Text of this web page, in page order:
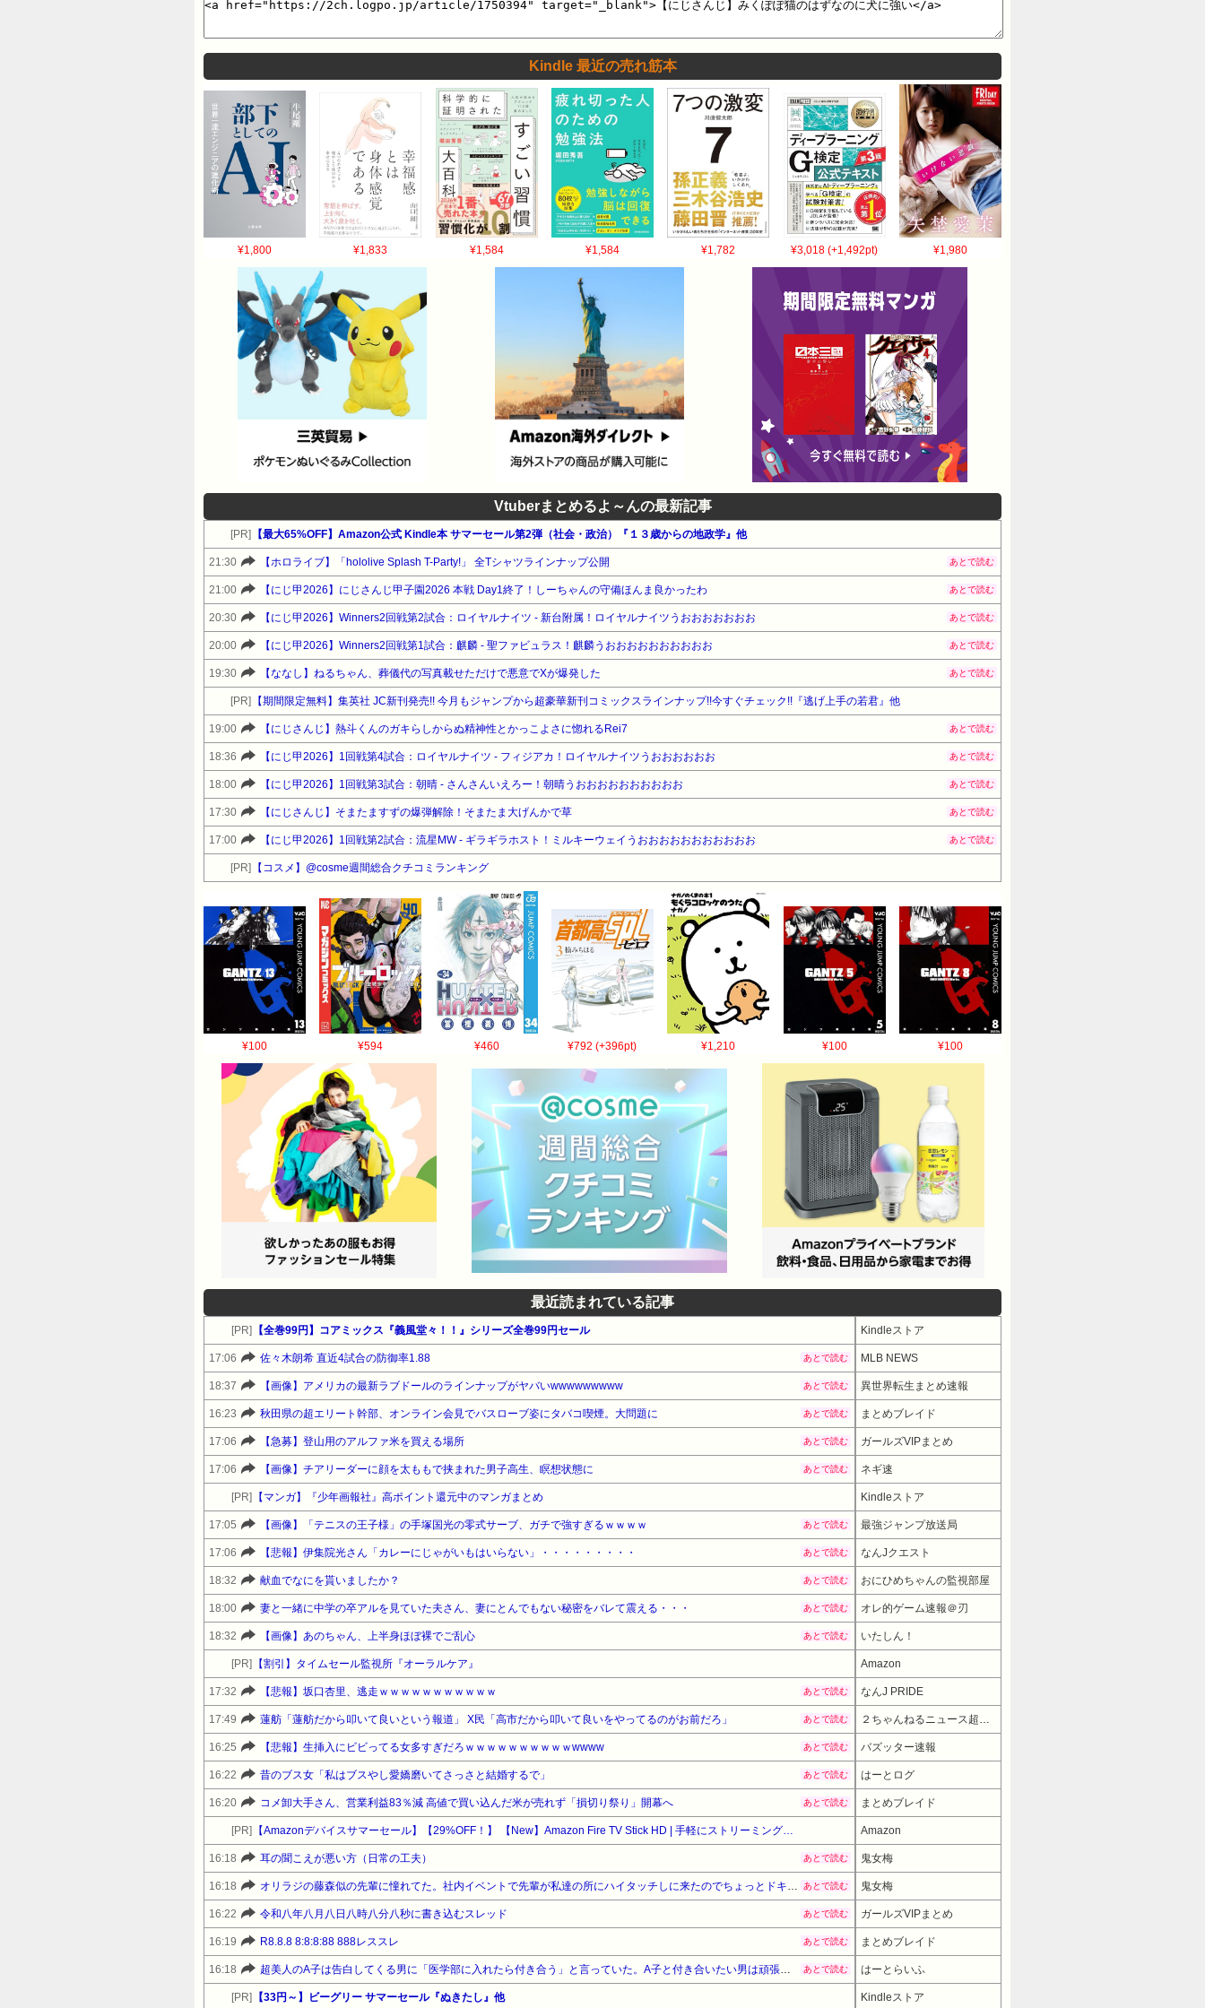
Kindle 最近の売れ筋本
¥1,800 ¥1,833 ¥1,584 ¥1,584 ¥1,782 ¥3,018 (+1,492pt) ¥1,980
Vtuberまとめるよ～んの最新記事
[PR] 【最大65%OFF】Amazon公式 Kindle本 サマーセール第2弾（社会・政治）『１３歳からの地政学』他
21:30 【ホロライブ】「hololive Splash T-Party!」 全Tシャツラインナップ公開 あとで読む
21:00 【にじ甲2026】にじさんじ甲子園2026 本戦 Day1終了！しーちゃんの守備ほんま良かったわ あとで読む
20:30 【にじ甲2026】Winners2回戦第2試合：ロイヤルナイツ - 新台附属！ロイヤルナイツうおおおおおおお あとで読む
20:00 【にじ甲2026】Winners2回戦第1試合：麒麟 - 聖ファビュラス！麒麟うおおおおおおおおおお あとで読む
19:30 【ななし】ねるちゃん、葬儀代の写真載せただけで悪意でXが爆発した あとで読む
[PR] 【期間限定無料】集英社 JC新刊発売!! 今月もジャンプから超豪華新刊コミックスラインナップ!!今すぐチェック!!『逃げ上手の若君』他
19:00 【にじさんじ】熱斗くんのガキらしからぬ精神性とかっこよさに惚れるRei7 あとで読む
18:36 【にじ甲2026】1回戦第4試合：ロイヤルナイツ - フィジアカ！ロイヤルナイツうおおおおおお あとで読む
18:00 【にじ甲2026】1回戦第3試合：朝晴 - さんさんいえろー！朝晴うおおおおおおおおおお あとで読む
17:30 【にじさんじ】そまたますずの爆弾解除！そまたま大げんかで草 あとで読む
17:00 【にじ甲2026】1回戦第2試合：流星MW - ギラギラホスト！ミルキーウェイうおおおおおおおおおおお あとで読む
[PR] 【コスメ】@cosme週間総合クチコミランキング
¥100 ¥594 ¥460 ¥792 (+396pt) ¥1,210 ¥100 ¥100
最近読まれている記事
[PR] 【全巻99円】コアミックス『義風堂々！！』シリーズ全巻99円セール Kindleストア
17:06 佐々木朗希 直近4試合の防御率1.88 あとで読む MLB NEWS
18:37 【画像】アメリカの最新ラブドールのラインナップがヤバいwwwwwwwww あとで読む 異世界転生まとめ速報
16:23 秋田県の超エリート幹部、オンライン会見でバスローブ姿にタバコ喫煙。大問題に あとで読む まとめブレイド
17:06 【急募】登山用のアルファ米を買える場所 あとで読む ガールズVIPまとめ
17:06 【画像】チアリーダーに顔を太ももで挟まれた男子高生、瞑想状態に あとで読む ネギ速
[PR] 【マンガ】『少年画報社』高ポイント還元中のマンガまとめ Kindleストア
17:05 【画像】「テニスの王子様」の手塚国光の零式サーブ、ガチで強すぎるｗｗｗｗ あとで読む 最強ジャンプ放送局
17:06 【悲報】伊集院光さん「カレーにじゃがいもはいらない」・・・・・・・・・ あとで読む なんJクエスト
18:32 献血でなにを貰いましたか？ あとで読む おにひめちゃんの監視部屋
18:00 妻と一緒に中学の卒アルを見ていた夫さん、妻にとんでもない秘密をバレて震える・・・ あとで読む オレ的ゲーム速報＠刃
18:32 【画像】あのちゃん、上半身ほぼ裸でご乱心 あとで読む いたしん！
[PR] 【割引】タイムセール監視所『オーラルケア』 Amazon
17:32 【悲報】坂口杏里、逃走ｗｗｗｗｗｗｗｗｗｗｗ あとで読む なんJ PRIDE
17:49 蓮舫「蓮舫だから叩いて良いという報道」 X民「高市だから叩いて良いをやってるのがお前だろ」 あとで読む ２ちゃんねるニュース超速まとめ＋
16:25 【悲報】生挿入にビビってる女多すぎだろｗｗｗｗｗｗｗｗｗｗwwww あとで読む バズッター速報
16:22 昔のブス女「私はブスやし愛嬌磨いてさっさと結婚するで」 あとで読む はーとログ
16:20 コメ卸大手さん、営業利益83％減 高値で買い込んだ米が売れず「損切り祭り」開幕へ あとで読む まとめブレイド
[PR] 【Amazonデバイスサマーセール】【29%OFF！】 【New】Amazon Fire TV Stick HD | 手軽にストリーミングをはじめよう | ストリーミングメディアプレイヤー Amazon
16:18 耳の聞こえが悪い方（日常の工夫） あとで読む 鬼女梅
16:18 オリラジの藤森似の先輩に憧れてた。社内イベントで先輩が私達の所にハイタッチしに来たのでちょっとドキドキしてたら私の前でくるっと踵を返して別の部署の所へ あとで読む 鬼女梅
16:22 令和八年八月八日八時八分八秒に書き込むスレッド あとで読む ガールズVIPまとめ
16:19 R8.8.8 8:8:8:88 888レススレ あとで読む まとめブレイド
16:18 超美人のA子は告白してくる男に「医学部に入れたら付き合う」と言っていた。A子と付き合いたい男は頑張って地元の大学の医学部に合格したが… あとで読む はーとらいふ
[PR] 【33円～】ビーグリー サマーセール『ぬきたし』他 Kindleストア